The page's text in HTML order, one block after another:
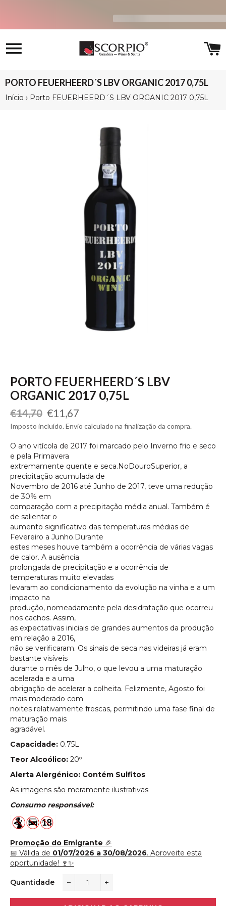
PORTO FEUERHEERD´S LBV ORGANIC 2017 0,75L
Início › Porto FEUERHEERD´S LBV ORGANIC 2017 0,75L
PORTO FEUERHEERD´S LBV
ORGANIC 2017 0,75L
Preço
normal
€14,70 Preço
de
€11,67
Imposto incluído. Envio calculado na finalização da compra.
O ano vitícola de 2017 foi marcado pelo Inverno frio e seco
e pela Primavera
extremamente quente e seca.NoDouroSuperior, a
precipitação acumulada de
Novembro de 2016 até Junho de 2017, teve uma redução
de 30% em
comparação com a precipitação média anual. Também é
de salientar o
aumento significativo das temperaturas médias de
Fevereiro a Junho.Durante
estes meses houve também a ocorrência de várias vagas
de calor. A ausência
prolongada de precipitação e a ocorrência de
temperaturas muito elevadas
levaram ao condicionamento da evolução na vinha e a um
impacto na
produção, nomeadamente pela desidratação que ocorreu
nos cachos. Assim,
as expectativas iniciais de grandes aumentos da produção
em relação a 2016,
não se verificaram. Os sinais de seca nas videiras já eram
bastante visíveis
durante o mês de Julho, o que levou a uma maturação
acelerada e a uma
obrigação de acelerar a colheita. Felizmente, Agosto foi
mais moderado com
noites relativamente frescas, permitindo uma fase final de
maturação mais
agradável.
Capacidade: 0.75L
Teor Alcoólico: 20º
Alerta Alergénico: Contém Sulfitos
As imagens são meramente ilustrativas
Consumo responsável:
Promoção do Emigrante 🎉
📅 Válida de 01/07/2026 a 30/08/2026. Aproveite esta
oportunidade! 🍷✨
Quantidade